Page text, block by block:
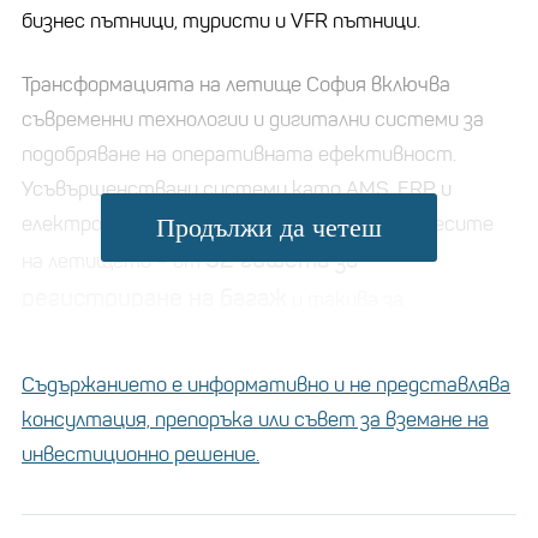
бизнес пътници, туристи и VFR пътници.
Трансформацията на летище София включва
съвременни технологии и дигитални системи за
подобряване на оперативната ефективност.
Усъвършенствани системи като AMS, ERP и
eлектронни гишета ще оптимизират процесите
на летището – от52 гишета за
проверките за сигурност и електронни гишета за
проверка на бордни карти и паспортен контрол.
ще могат да обработват до 3 250 пътници на час
Продължи да четеш
Съдържанието е информативно и не представлява
консултация, препоръка или съвет за вземане на
инвестиционно решение.